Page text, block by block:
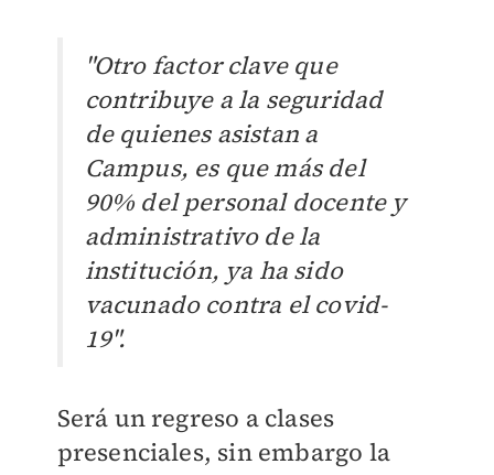
"Otro factor clave que
contribuye a la seguridad
de quienes asistan a
Campus, es que más del
90% del personal docente y
administrativo de la
institución, ya ha sido
vacunado contra el covid-
19".
Será un regreso a clases
presenciales, sin embargo la